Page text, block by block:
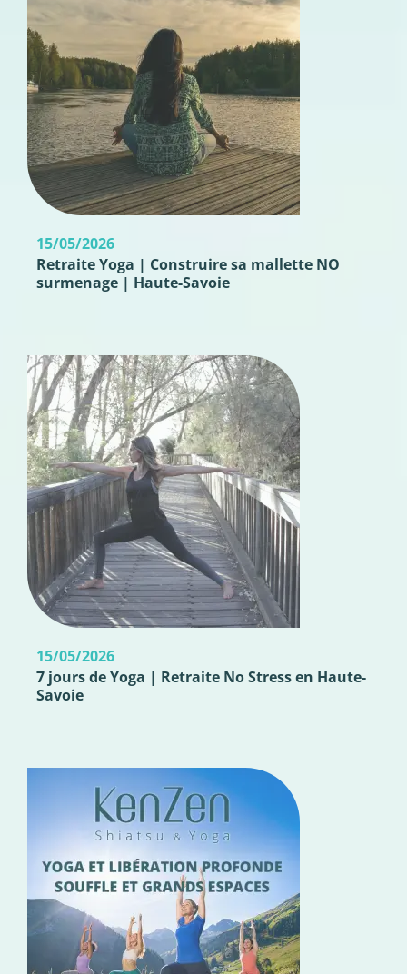
15/05/2026
Retraite Yoga | Construire sa mallette NO
surmenage | Haute-Savoie
15/05/2026
7 jours de Yoga | Retraite No Stress en Haute-
Savoie